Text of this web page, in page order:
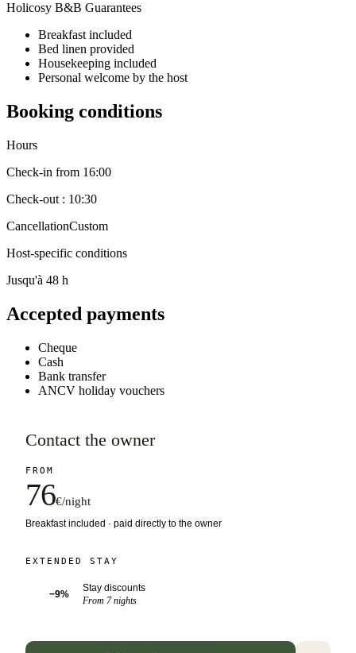
Holicosy B&B Guarantees
Breakfast included
Bed linen provided
Housekeeping included
Personal welcome by the host
Booking conditions
Hours
Check-in from 16:00
Check-out : 10:30
CancellationCustom
Host-specific conditions
Jusqu'à 48 h
Accepted payments
Cheque
Cash
Bank transfer
ANCV holiday vouchers
Contact the owner
FROM
76€/night
Breakfast included · paid directly to the owner
EXTENDED STAY
−9%
Stay discounts
From 7 nights